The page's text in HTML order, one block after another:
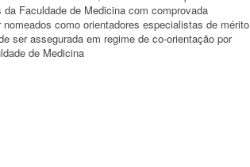
Faculdade de Medicina com comprovada
como orientadores especialistas de mérito
ser assegurada em regime de co-orientação por
de Medicina